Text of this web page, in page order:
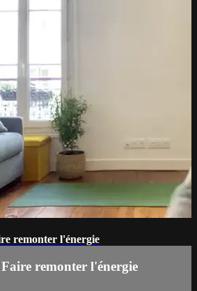
remonter l'énergie
remonter l'énergie